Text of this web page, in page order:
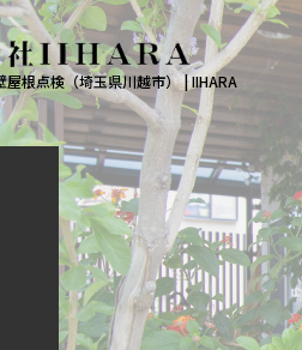
屋根点検（埼玉県川越市） | IIHARA